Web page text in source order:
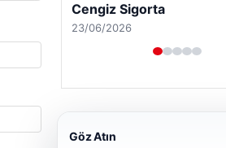
Cengiz Sigorta
23/06/2026
Göz Atın